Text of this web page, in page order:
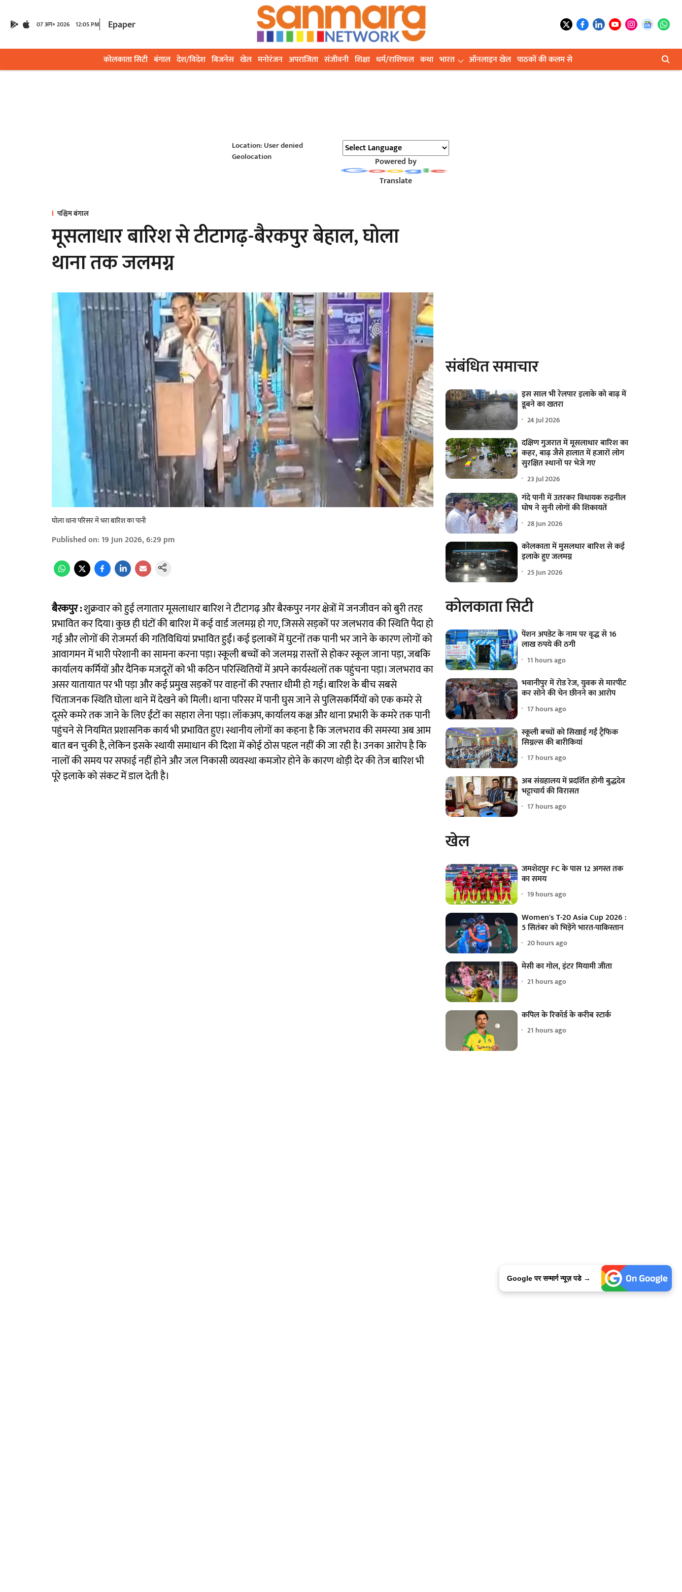
07 अग॰ 2026 12:05 PM Epaper
कोलकाता सिटी बंगाल देश/विदेश बिजनेस खेल मनोरंजन अपराजिता संजीवनी शिक्षा धर्म/राशिफल कथा भारत ऑनलाइन खेल पाठकों की कलम से
Location: User denied
Geolocation
Powered by
Translate
पश्चिम बंगाल
मूसलाधार बारिश से टीटागढ़-बैरकपुर बेहाल, घोला
थाना तक जलमग्न
घोला थाना परिसर में भरा बारिश का पानी
Published on: 19 Jun 2026, 6:29 pm
बैरकपुर :शुक्रवार को हुई लगातार मूसलाधार बारिश ने टीटागढ़ और बैरकपुर नगर क्षेत्रों में जनजीवन को बुरी तरह
प्रभावित कर दिया। कुछ ही घंटों की बारिश में कई वार्ड जलमग्न हो गए, जिससे सड़कों पर जलभराव की स्थिति पैदा हो
गई और लोगों की रोजमर्रा की गतिविधियां प्रभावित हुईं। कई इलाकों में घुटनों तक पानी भर जाने के कारण लोगों को
आवागमन में भारी परेशानी का सामना करना पड़ा। स्कूली बच्चों को जलमग्न रास्तों से होकर स्कूल जाना पड़ा, जबकि
कार्यालय कर्मियों और दैनिक मजदूरों को भी कठिन परिस्थितियों में अपने कार्यस्थलों तक पहुंचना पड़ा। जलभराव का
असर यातायात पर भी पड़ा और कई प्रमुख सड़कों पर वाहनों की रफ्तार धीमी हो गई। बारिश के बीच सबसे
चिंताजनक स्थिति घोला थाने में देखने को मिली। थाना परिसर में पानी घुस जाने से पुलिसकर्मियों को एक कमरे से
दूसरे कमरे तक जाने के लिए ईंटों का सहारा लेना पड़ा। लॉकअप, कार्यालय कक्ष और थाना प्रभारी के कमरे तक पानी
पहुंचने से नियमित प्रशासनिक कार्य भी प्रभावित हुए। स्थानीय लोगों का कहना है कि जलभराव की समस्या अब आम
बात बन चुकी है, लेकिन इसके स्थायी समाधान की दिशा में कोई ठोस पहल नहीं की जा रही है। उनका आरोप है कि
नालों की समय पर सफाई नहीं होने और जल निकासी व्यवस्था कमजोर होने के कारण थोड़ी देर की तेज बारिश भी
पूरे इलाके को संकट में डाल देती है।
संबंधित समाचार
इस साल भी रेलपार इलाके को बाढ़ में
डूबने का खतरा
24 Jul 2026
दक्षिण गुजरात में मूसलाधार बारिश का
कहर, बाढ़ जैसे हालात में हजारों लोग
सुरक्षित स्थानों पर भेजे गए
23 Jul 2026
गंदे पानी में उतरकर विधायक रुद्रनील
घोष ने सुनी लोगों की शिकायतें
28 Jun 2026
कोलकाता में मुसलधार बारिश से कई
इलाके हुए जलमग्न
25 Jun 2026
कोलकाता सिटी
पेंशन अपडेट के नाम पर वृद्ध से 16
लाख रुपये की ठगी
11 hours ago
भवानीपुर में रोड रेज, युवक से मारपीट
कर सोने की चेन छीनने का आरोप
17 hours ago
स्कूली बच्चों को सिखाई गईं ट्रैफिक
सिग्नल्स की बारीकियां
17 hours ago
अब संग्रहालय में प्रदर्शित होगी बुद्धदेव
भट्टाचार्य की विरासत
17 hours ago
खेल
जमशेदपुर FC के पास 12 अगस्त तक
का समय
19 hours ago
Women's T-20 Asia Cup 2026 :
5 सितंबर को भिड़ेंगे भारत-पाकिस्तान
20 hours ago
मेसी का गोल, इंटर मियामी जीता
21 hours ago
कपिल के रिकॉर्ड के करीब स्टार्क
21 hours ago
Google पर सन्मार्ग न्यूज़ पडे →